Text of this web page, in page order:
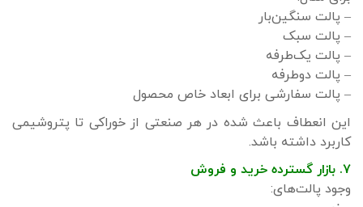
– پالت سنگین‌بار
– پالت سبک
– پالت یک‌طرفه
– پالت دوطرفه
– پالت سفارشی برای ابعاد خاص محصول
این انعطاف باعث شده در هر صنعتی از خوراکی تا پتروشیمی
کاربرد داشته باشد.
۷. بازار گسترده خرید و فروش
وجود پالت‌های: